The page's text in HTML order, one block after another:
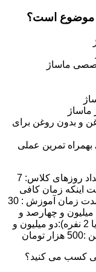
موضوع است؟
ماساژ
ماساژ
و بدون روغن برای
تمرین عملی
مدت زمان و شهریه دوره آموزش ماساژ :تعداد روزهای کلاس: 7
نهایتا (به علت اینکه زمان کافی
برای تمرین و مرور همه وجود داشته باشد) مدت زمان آموزش : 30
ساعت شهریه کلاس گروهی (1 تا 8 نفره) :2 میلیون و چهارصد و
پنجاه هزار تومان شهریه کلاس خصوصی (1 یا 2 نفره):دو میلیون و
کسب می کنید؟